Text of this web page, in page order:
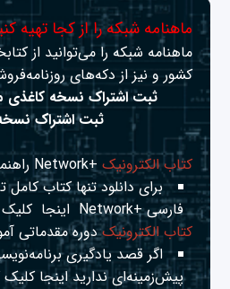
ماهنامه شبکه را از کجا تهیه
ماهنامه شبکه را می‌توانید از
کشور و نیز از دکه‌های
ثبت اشتراک نسخه کاغذی
ثبت اشتراک
کتاب الکترونیک+Network راهنمای شبکه‌ها
برای دانلود تنها کتاب کامل
فارسی +Network
اینجا
کتاب الکترونیکدوره مقدماتی
اگر قصد یادگیری
پیش‌زمینه‌ای نداریداینجا کلیک